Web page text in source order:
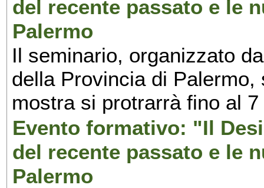
del recente passato e le
Palermo
Il seminario, organizzato
della Provincia di
mostra si protrarrà fino al
Evento formativo: "Il
del recente passato e le
Palermo